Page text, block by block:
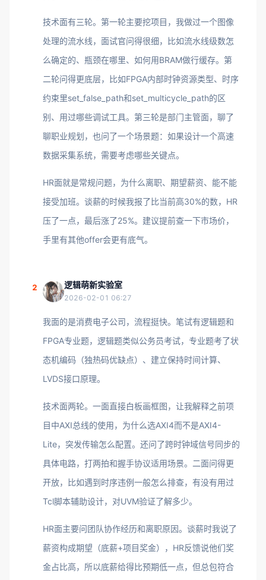
技术面有三轮。第一轮主要挖项目，我做过一个图像
处理的流水线，面试官问得很细，比如流水线级数怎
么确定的、瓶颈在哪里、如何用BRAM做行缓存。第
二轮问得更底层，比如FPGA内部时钟资源类型、时序
约束里set_false_path和set_multicycle_path的区
别、用过哪些调试工具。第三轮是部门主管面，聊了
聊职业规划，也问了一个场景题：如果设计一个高速
数据采集系统，需要考虑哪些关键点。
HR面就是常规问题，为什么离职、期望薪资、能不能
接受加班。谈薪的时候我报了比当前高30%的数，HR
压了一点，最后涨了25%。建议提前查一下市场价，
手里有其他offer会更有底气。
2 逻辑萌新实验室
2026-02-01 06:27
我面的是消费电子公司，流程挺快。笔试有逻辑题和
FPGA专业题，逻辑题类似公务员考试，专业题考了状
态机编码（独热码优缺点）、建立保持时间计算、
LVDS接口原理。
技术面两轮。一面直接白板画框图，让我解释之前项
目中AXI总线的使用，为什么选AXI4而不是AXI4-
Lite，突发传输怎么配置。还问了跨时钟域信号同步的
具体电路，打两拍和握手协议适用场景。二面问得更
开放，比如遇到时序违例一般怎么排查，有没有用过
Tcl脚本辅助设计，对UVM验证了解多少。
HR面主要问团队协作经历和离职原因。谈薪时我说了
薪资构成期望（底薪+项目奖金），HR反馈说他们奖
金占比高，所以底薪给得比预期低一点，但总包符合